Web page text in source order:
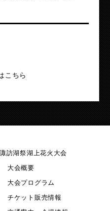
こちら
諏訪湖祭湖上花火大会
大会概要
大会プログラム
チケット販売情報